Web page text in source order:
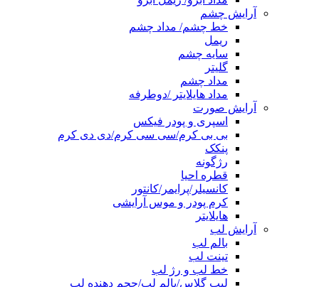
آرایش چشم
خط چشم/ مداد چشم
ریمل
سایه چشم
گلیتر
مداد چشم
مداد هایلایتر /دوطرفه
آرایش صورت
اسپری و پودر فیکس
بی بی کرم/سی سی کرم/دی دی کرم
پنکک
رژگونه
قطره احیا
کانسیلر/پرایمر/کانتور
کرم پودر و موس آرایشی
هایلایتر
آرایش لب
بالم لب
تینت لب
خط لب و رژ لب
لیپ گلاس/بالم لب/حجم دهنده لب